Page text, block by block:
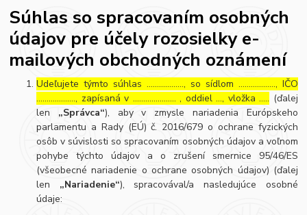
Súhlas so spracovaním osobných
údajov pre účely rozosielky e-
mailových obchodných oznámení
Udeľujete týmto súhlas ……………..., so sídlom ………………, IČO
………………., zapísaná v ………………… , oddiel …, vložka ….. (ďalej
len „Správca“), aby v zmysle nariadenia Európskeho
parlamentu a Rady (EÚ) č. 2016/679 o ochrane fyzických
osôb v súvislosti so spracovaním osobných údajov a voľnom
pohybe týchto údajov a o zrušení smernice 95/46/ES
(všeobecné nariadenie o ochrane osobných údajov) (ďalej
len „Nariadenie“), spracovával/a nasledujúce osobné
údaje: